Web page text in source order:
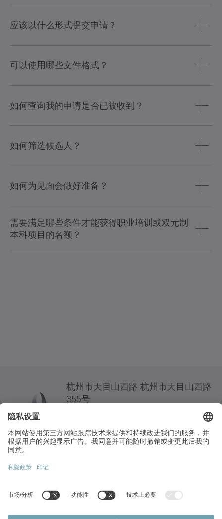
您完全可以选择多方向尝试。因此，我们欢迎您提交不止
一份申请，但请告知我们您的优先选择。如果您不确定哪
应该以什么形式提交申请？
接中找到它，也同样适用于主动申请。使用该工具无需创
建账户，只需提供一些基本信息即可，例如您的联系方
可以使用哪些文件格式？
法处理。
如何查询我的申请是否已被收到？
如何筛选候选人？
整天的活动，专门用于彼此深入了解。届时，您将对我们
的培训部门或专业领域形成初步印象，同时让您有机会进
如何为见面会做好准备？
对培训或学业抱有怎样的期望？为什么您是我们正在寻找
的人？与亲友聊聊，梳理您想向我们提出的问题，或设想
需要满足哪些条件才能获得职业培训或双元制
本科项目的名额？
杭州市天目山西路 杭州市天目山西路
355号
+86 571 8869-5852
info(at)wittenstein.cn
产品概览
伺服齿轮箱